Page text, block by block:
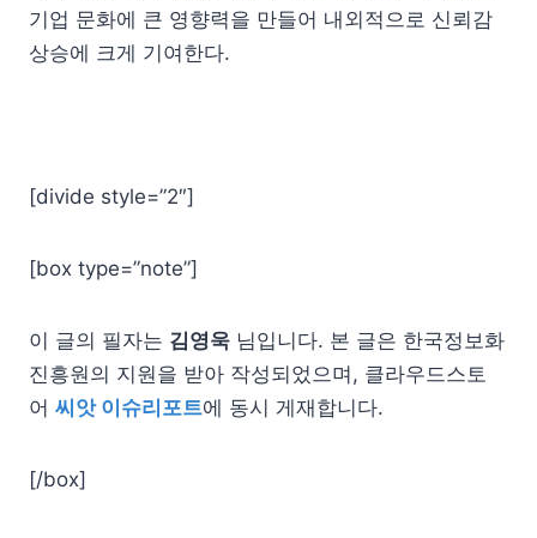
기업 문화에 큰 영향력을 만들어 내외적으로 신뢰감
상승에 크게 기여한다.
[divide style=”2″]
[box type=”note”]
이 글의 필자는 김영욱 님입니다. 본 글은 한국정보화
진흥원의 지원을 받아 작성되었으며, 클라우드스토
어 씨앗 이슈리포트에 동시 게재합니다.
[/box]